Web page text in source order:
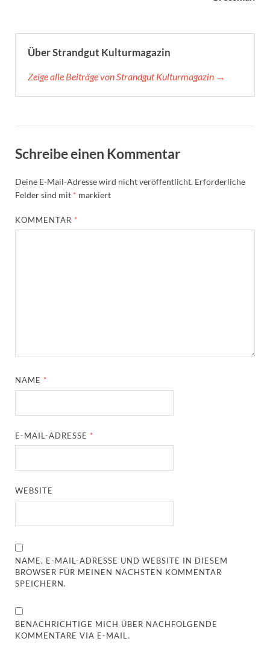
Über Strandgut Kulturmagazin
Zeige alle Beiträge von Strandgut Kulturmagazin →
Schreibe einen Kommentar
Deine E-Mail-Adresse wird nicht veröffentlicht. Erforderliche
Felder sind mit * markiert
KOMMENTAR *
NAME *
E-MAIL-ADRESSE *
WEBSITE
NAME, E-MAIL-ADRESSE UND WEBSITE IN DIESEM
BROWSER FÜR MEINEN NÄCHSTEN KOMMENTAR
SPEICHERN.
BENACHRICHTIGE MICH ÜBER NACHFOLGENDE
KOMMENTARE VIA E-MAIL.